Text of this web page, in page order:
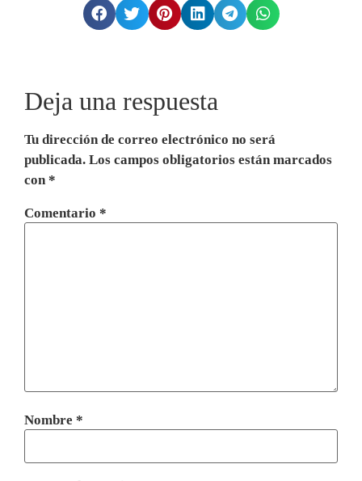
Deja una respuesta
Tu dirección de correo electrónico no será
publicada. Los campos obligatorios están marcados
con*
Comentario *
Nombre *